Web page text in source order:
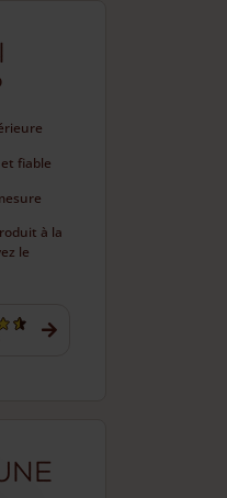
fiable
à la
le